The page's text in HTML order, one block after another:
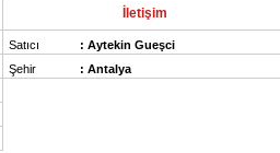
İletişim
Satıcı : Aytekin Gueşci
Şehir : Antalya